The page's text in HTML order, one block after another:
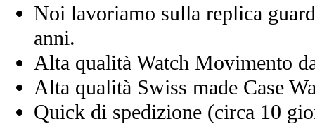
Noi lavoriamo sulla replica
anni.
Alta qualità Watch Movimento
Alta qualità Swiss made Case
Quick di spedizione (circa 10